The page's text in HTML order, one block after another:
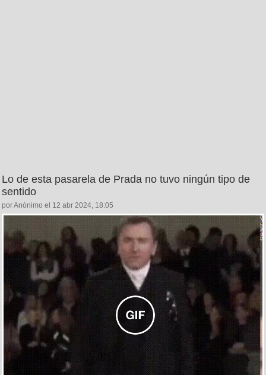
Lo de esta pasarela de Prada no tuvo ningún tipo de
sentido
por Anónimo el 12 abr 2024, 18:05